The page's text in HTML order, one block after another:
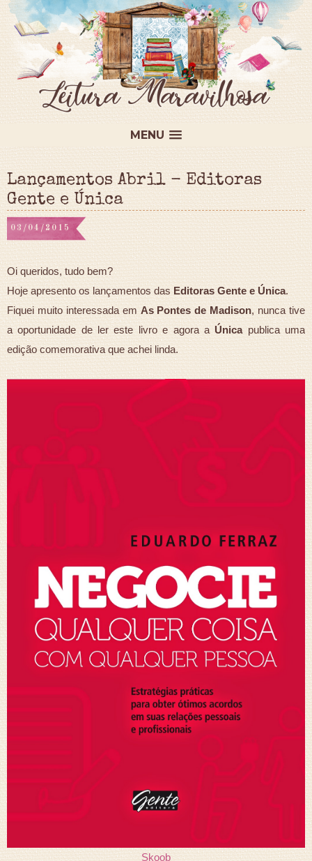
MENU
Lançamentos Abril - Editoras
Gente e Única
03/04/2015
Oi queridos, tudo bem?
Hoje apresento os lançamentos dasEditoras Gente e Única.
Fiquei muito interessada em As Pontes de Madison, nunca tive
a oportunidade de ler este livro e agora a Únicapublica uma
edição comemorativa que achei linda.
Skoob